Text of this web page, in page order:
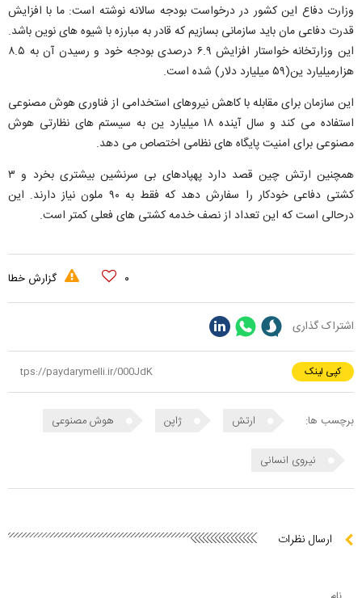
وزارت دفاع این کشور در درخواست بودجه سالانه نوشته است: ما با افزایش
قدرت دفاعی مان باید سازمانی بسازیم که قادر به مبارزه با شیوه های نوین باشد.
این وزارتخانه خواستار افزایش ۶.۹ درصدی بودجه خود و رسیدن آن به ۸.۵
هزارمیلیارد ین(۵۹ میلیارد دلار) شده است.
این سازمان برای مقابله با کاهش نیروهای استخدامی از فناوری هوش مصنوعی
استفاده می کند و سال آینده ۱۸ میلیارد ین به سیستم های نظارتی هوش
مصنوعی برای امنیت پایگاه های نظامی اختصاص می دهد.
همچنین ارتش چین قصد دارد پهپادهای بی سرنشین بیشتری بخرد و ۳
کشتی دفاعی خودکار را سفارش دهد که فقط به ۹۰ ملون نیاز دارند. این
درحالی است که این تعداد از نصف خدمه کشتی های فعلی کمتر است.
۰ گزارش خطا
اشتراک گذاری
کپی لینک
برچسب ها: ارتش ژاپن هوش مصنوعی
نیروی انسانی
ارسال نظرات